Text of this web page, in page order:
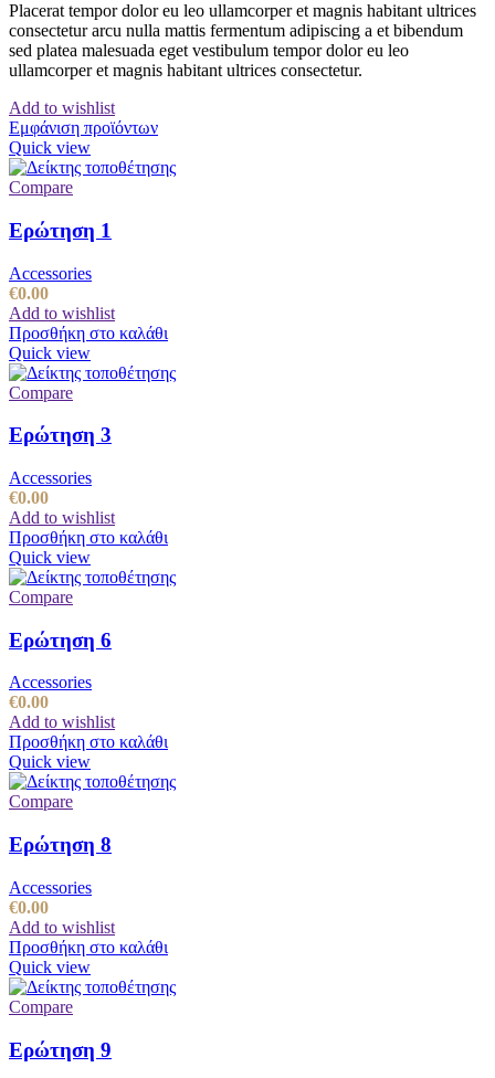
Placerat tempor dolor eu leo ullamcorper et magnis habitant ultrices
consectetur arcu nulla mattis fermentum adipiscing a et bibendum
sed platea malesuada eget vestibulum tempor dolor eu leo
ullamcorper et magnis habitant ultrices consectetur.
Add to wishlist
Εμφάνιση προϊόντων
Quick view
Compare
Ερώτηση 1
Accessories
€0.00
Add to wishlist
Προσθήκη στο καλάθι
Quick view
Compare
Ερώτηση 3
Accessories
€0.00
Add to wishlist
Προσθήκη στο καλάθι
Quick view
Compare
Ερώτηση 6
Accessories
€0.00
Add to wishlist
Προσθήκη στο καλάθι
Quick view
Compare
Ερώτηση 8
Accessories
€0.00
Add to wishlist
Προσθήκη στο καλάθι
Quick view
Compare
Ερώτηση 9